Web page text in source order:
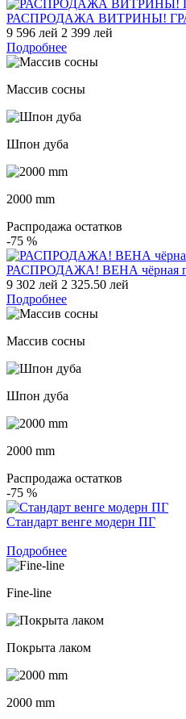
РАСПРОДАЖА ВИТРИНЫ!
9 596 лей 2 399 лей
Подробнее
Массив сосны
Шпон дуба
2000 mm
Распродажа остатков
-75 %
РАСПРОДАЖА! ВЕНА чёрная
9 302 лей 2 325.50 лей
Подробнее
Массив сосны
Шпон дуба
2000 mm
Распродажа остатков
-75 %
Стандарт венге модерн ПГ
Подробнее
Fine-line
Покрыта лаком
2000 mm